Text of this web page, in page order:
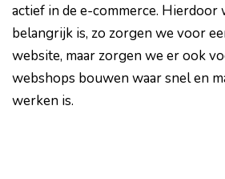
actief in de e-commerce. Hierdoor
belangrijk is, zo zorgen we voor
website, maar zorgen we er ook
webshops bouwen waar snel en
werken is.